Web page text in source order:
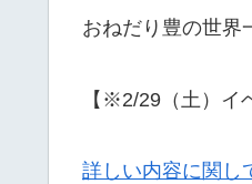
おねだり豊の世界
【※2/29（土）イ
詳しい内容に関し